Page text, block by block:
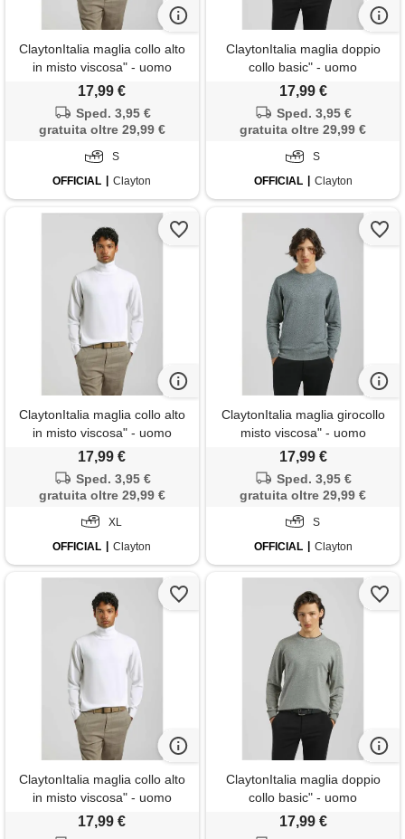
ClaytonItalia maglia collo alto
in misto viscosa" - uomo
17,99 €
Sped. 3,95 €
gratuita oltre 29,99 €
S
OFFICIAL
Clayton
ClaytonItalia maglia doppio
collo basic" - uomo
17,99 €
Sped. 3,95 €
gratuita oltre 29,99 €
S
OFFICIAL
Clayton
ClaytonItalia maglia collo alto
in misto viscosa" - uomo
17,99 €
Sped. 3,95 €
gratuita oltre 29,99 €
XL
OFFICIAL
Clayton
ClaytonItalia maglia girocollo
misto viscosa" - uomo
17,99 €
Sped. 3,95 €
gratuita oltre 29,99 €
S
OFFICIAL
Clayton
ClaytonItalia maglia collo alto
in misto viscosa" - uomo
17,99 €
ClaytonItalia maglia doppio
collo basic" - uomo
17,99 €